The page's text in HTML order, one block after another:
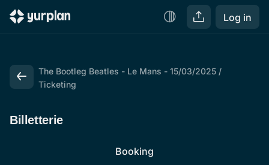
Log in
The Bootleg Beatles - Le Mans - 15/03/2025
Ticketing
Billetterie